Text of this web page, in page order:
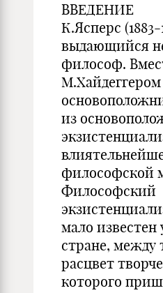
ВВЕДЕНИЕ
К.Ясперс (1883-
выдающийся
философ.
из
философской
Философский
мало известен
стране, между
расцвет
которого